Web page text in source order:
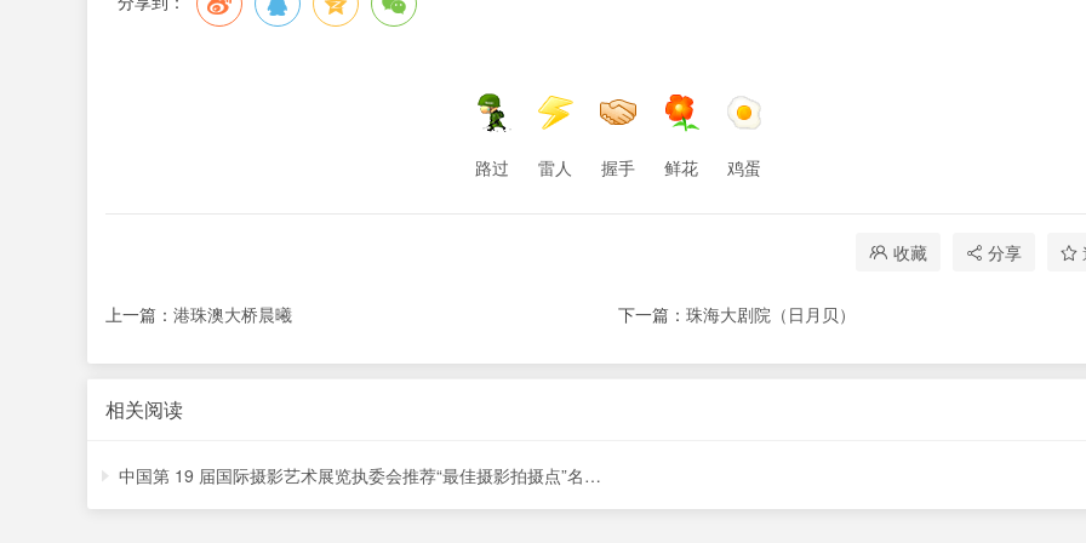
路过 雷人 握手 鲜花 鸡蛋
收藏 分享
上一篇： 港珠澳大桥晨曦 下一篇： 珠海大剧院（日月贝）
相关阅读
中国第 19 届国际摄影艺术展览执委会推荐“最佳摄影拍摄点”名单 ... ... ...